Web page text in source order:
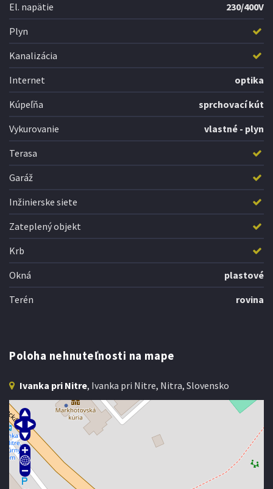
El. napätie
230/400V
Plyn
Kanalizácia
Internet
optika
Kúpeľňa
sprchovací kút
Vykurovanie
vlastné - plyn
Terasa
Garáž
Inžinierske siete
Zateplený objekt
Krb
Okná
plastové
Terén
rovina
Poloha nehnuteľnosti na mape
Ivanka pri Nitre, Ivanka pri Nitre, Nitra, Slovensko